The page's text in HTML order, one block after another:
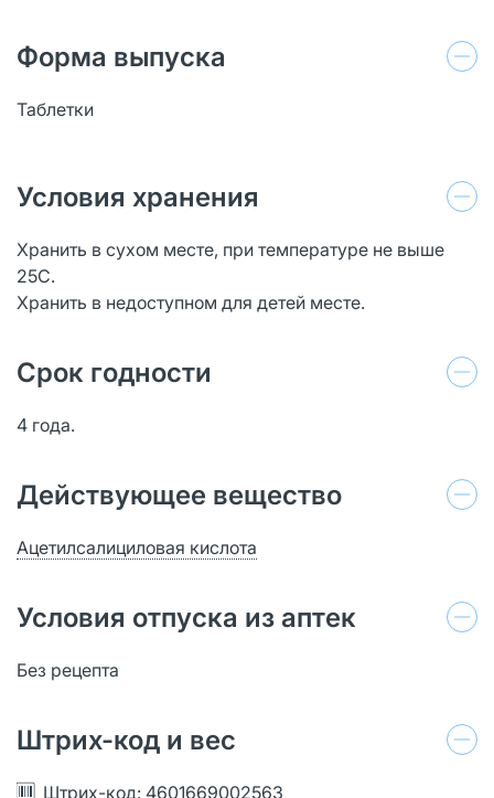
Форма выпуска
Таблетки
Условия хранения
Хранить в сухом месте, при температуре не выше
25С.
Хранить в недоступном для детей месте.
Срок годности
4 года.
Действующее вещество
Ацетилсалициловая кислота
Условия отпуска из аптек
Без рецепта
Штрих-код и вес
Штрих-код: 4601669002563